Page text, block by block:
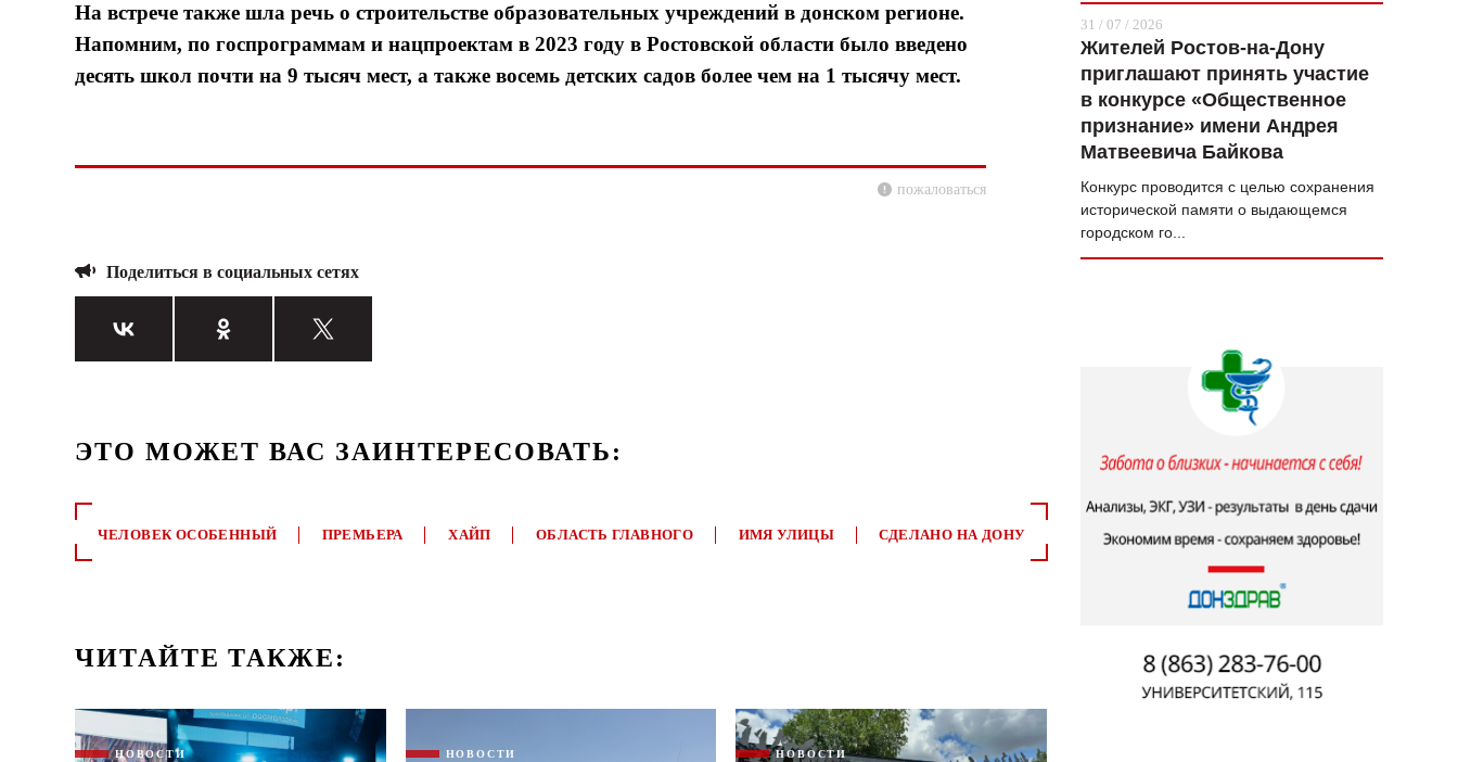
На встрече также шла речь о строительстве образовательных учреждений в донском регионе.
Напомним, по госпрограммам и нацпроектам в 2023 году в Ростовской области было введено
десять школ почти на 9 тысяч мест, а также восемь детских садов более чем на 1 тысячу мест.
пожаловаться
Поделиться в социальных сетях
ЭТО МОЖЕТ ВАС ЗАИНТЕРЕСОВАТЬ:
ЧЕЛОВЕК ОСОБЕННЫЙ ПРЕМЬЕРА ХАЙП ОБЛАСТЬ ГЛАВНОГО ИМЯ УЛИЦЫ СДЕЛАНО НА ДОНУ
ЧИТАЙТЕ ТАКЖЕ:
НОВОСТИ НОВОСТИ НОВОСТИ
31 / 07 / 2026
Жителей Ростов-на-Дону
приглашают принять участие
в конкурсе «Общественное
признание» имени Андрея
Матвеевича Байкова
Конкурс проводится с целью сохранения
исторической памяти о выдающемся
городском го...